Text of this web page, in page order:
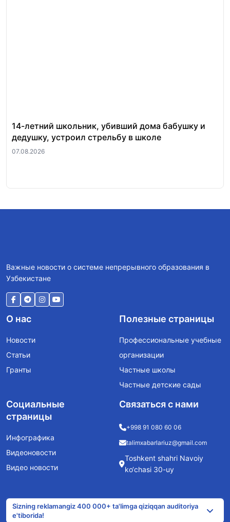
14-летний школьник, убивший дома бабушку и
дедушку, устроил стрельбу в школе
07.08.2026
Важные новости о системе непрерывного образования в
Узбекистане
О нас
Новости
Статьи
Гранты
Полезные страницы
Профессиональные учебные
организации
Частные школы
Частные детские сады
Социальные
страницы
Инфографика
Видеоновости
Видео новости
Связаться с нами
+998 91 080 60 06
talimxabarlariuz@gmail.com
Toshkent shahri Navoiy
ko‘chasi 30-uy
Sizning reklamangiz 400 000+ ta'limga qiziqqan auditoriya
e'tiborida!